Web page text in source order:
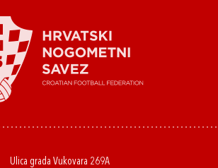
Ulica grada Vukovara 269A